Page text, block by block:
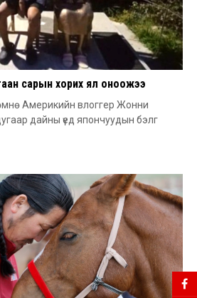
сарын хорих ял оноожээ
Америкийн влоггер Жонни
дайны үед япончуудын бэлг